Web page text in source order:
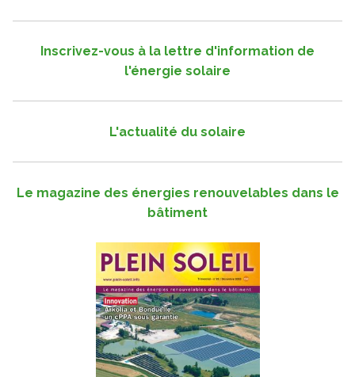
Inscrivez-vous à la lettre d'information de
l'énergie solaire
L'actualité du solaire
Le magazine des énergies renouvelables dans le
bâtiment